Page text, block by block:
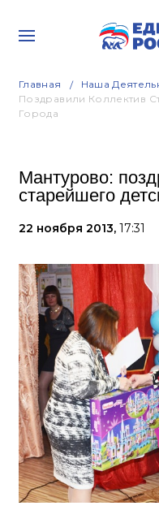
Главная Наша
Поздравили Коллектив
Города
Мантурово:
старейшего
22 ноября 2013, 17:31